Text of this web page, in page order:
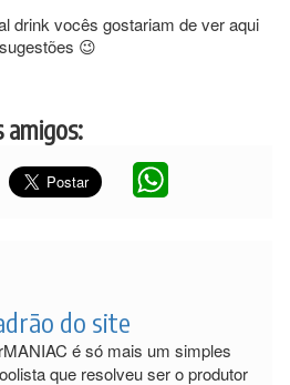
drink vocês gostariam de ver aqui
😉
amigos:
do site
é só mais um simples
que resolveu ser o produtor